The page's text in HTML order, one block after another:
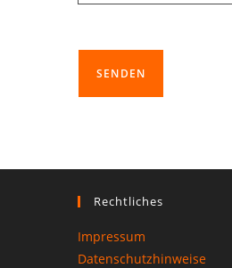
Rechtliches
Impressum
Datenschutzhinweise